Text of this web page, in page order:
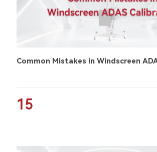
Common Mistakes in Windscreen
15